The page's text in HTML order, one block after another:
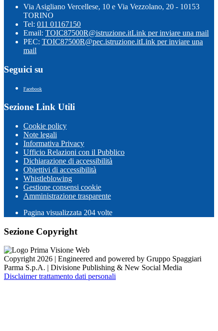
Via Asigliano Vercellese, 10 e Via Vezzolano, 20 - 10153
TORINO
Tel: 011 01167150
Email: TOIC87500R@istruzione.itLink per inviare una mail
PEC: TOIC87500R@pec.istruzione.itLink per inviare una
mail
Seguici su
Facebook
Sezione Link Utili
Cookie policy
Note legali
Informativa Privacy
Ufficio Relazioni con il Pubblico
Dichiarazione di accessibilità
Obiettivi di accessibilità
Whistleblowing
Gestione consensi cookie
Amministrazione trasparente
Pagina visualizzata 204 volte
Sezione Copyright
Copyright 2026 | Engineered and powered by Gruppo Spaggiari
Parma S.p.A. | Divisione Publishing & New Social Media
Disclaimer trattamento dati personali